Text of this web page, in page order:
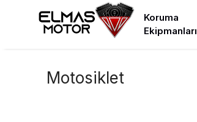
Koruma
Ekipmanları
Motosiklet